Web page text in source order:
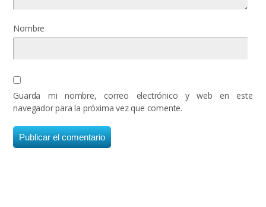
Nombre
Guarda mi nombre, correo electrónico y web en este
navegador para la próxima vez que comente.